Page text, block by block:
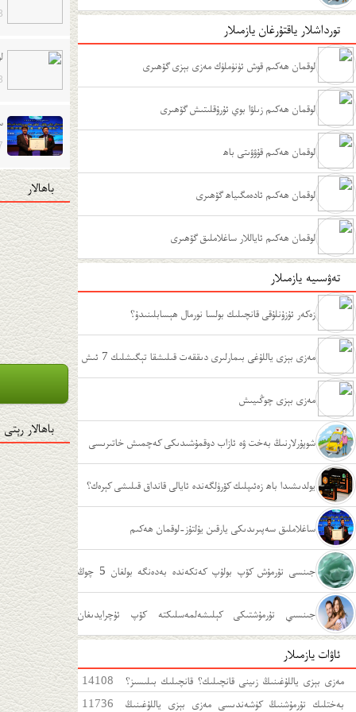
تورداشلار ياقتۇرغان يازمىلار
لوقمان ھەكىم قوش ئۈنۈملۈك مەزى بېزى گۆھىرى
لوقمان ھەكىم زىلۋا بوي ئۇرۇقلىتىش گۆھىرى
لوقمان ھەكىم قۇۋۋىتى باھ
لوقمان ھەكىم ئادەمگىياھ گۆھىرى
لوقمان ھەكىم ئاياللار ساغلاملىق گۆھىرى
تەۋسىيە يازمىلار
زەكەر ئۇزۇنلۇقى قانچىلىك بولسا نورمال ھېسابلىنىدۇ؟
مەزى بېزى ياللۇغى بىمارلىرى دىققەت قىلىشقا تېگىشلىك 7 ئىش
مەزى بېزى چوڭىيىش
شوپۇرلارنىڭ بەخت ۋە ئازاب دوقمۇشىدىكى كەچمىش خاتىرىسى
يولدىشىدا باھ زەئىپلىك كۆرۈلگەندە ئايالى قانداق قىلىشى كېرەك؟
ساغلاملىق سەپىرىدىكى يارقىن يۇلتۇز-لوقمان ھەكىم
جىنسى تۇرمۇش كۆپ بولۇپ كەتكەندە بەدەنگە بولغان 5 چوڭ
زىيىنى جىنسىي تۇرمۇشتىكى كېلىشەلمەسلىكتە كۆپ ئۇچرايدىغان
ئەھۋاللار
ئاۋات يازمىلار
14108
مەزى بېزى ياللۇغىنىڭ زىينى قانچىلىك؟ قانچىلىك بىلىسىز؟
مەزى بېزى ياللۇغىغا قەتئى سەل قارىماڭ!
11736 بەختلىك تۇرمۇشنىڭ كۈشەندىسى مەزى بېزى ياللۇغىنىڭ
باھالار
باھالار رېتى